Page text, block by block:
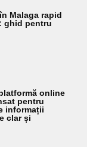
Malaga rapid
ghid pentru
online
pentru
informații
clar și